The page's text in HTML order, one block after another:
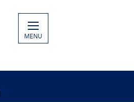
MENU